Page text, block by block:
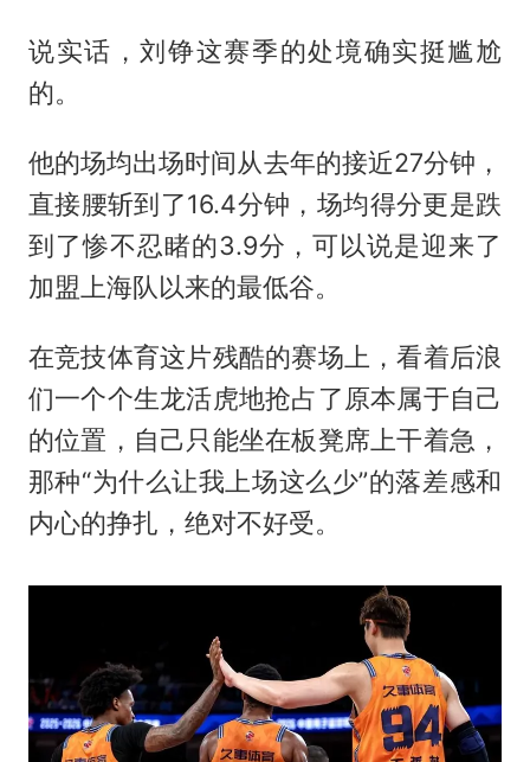
说实话，刘铮这赛季的处境确实挺尴尬
的。
他的场均出场时间从去年的接近27分钟，
直接腰斩到了16.4分钟，场均得分更是跌
到了惨不忍睹的3.9分，可以说是迎来了
加盟上海队以来的最低谷。
在竞技体育这片残酷的赛场上，看着后浪
们一个个生龙活虎地抢占了原本属于自己
的位置，自己只能坐在板凳席上干着急，
那种“为什么让我上场这么少”的落差感和
内心的挣扎，绝对不好受。